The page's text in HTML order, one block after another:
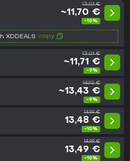
13,01 €
~11,70 €
-10%
XDDEALS copy
13,01 €
~11,71 €
-9%
14,92 €
~13,43 €
-9%
14,99 €
13,48 €
-10%
14,99 €
13,49 €
-10%